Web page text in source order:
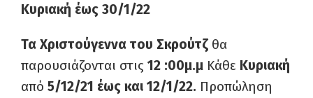
Κυριακή έως 30/1/22
Τα Χριστούγεννα του Σκρούτζ θα
παρουσιάζονται στις 12 :00μ.μ Κάθε Κυριακή
από 5/12/21 έως και 12/1/22. Προπώληση